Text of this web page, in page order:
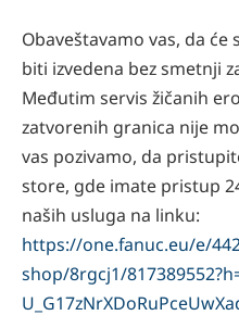
Obaveštavamo vas, da
biti izvedena bez smetnji
Međutim servis žičanih
zatvorenih granica nije
vas pozivamo, da
store, gde imate pristup
naših usluga na linku:
https://one.fanuc.eu/e/
shop/8rgcj1/